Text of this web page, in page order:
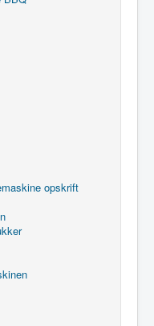
opskrift